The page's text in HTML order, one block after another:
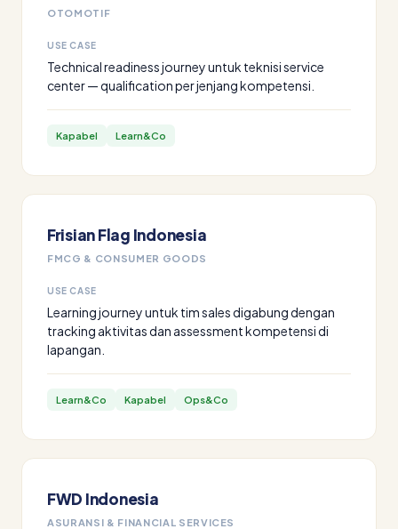
OTOMOTIF
USE CASE
Technical readiness journey untuk teknisi service
center — qualification per jenjang kompetensi.
Kapabel Learn&Co
Frisian Flag Indonesia
FMCG & CONSUMER GOODS
USE CASE
Learning journey untuk tim sales digabung dengan
tracking aktivitas dan assessment kompetensi di
lapangan.
Learn&Co Kapabel Ops&Co
FWD Indonesia
ASURANSI & FINANCIAL SERVICES